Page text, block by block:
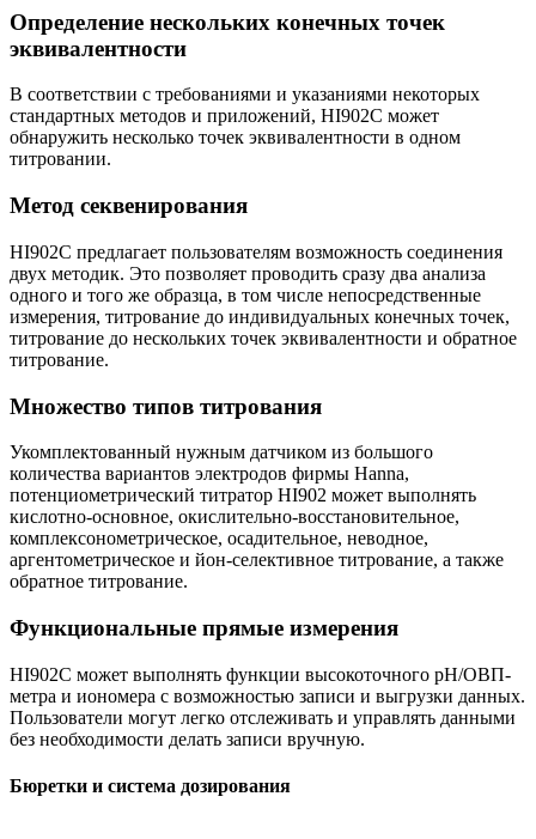
Определение нескольких конечных точек
эквивалентности
В соответствии с требованиями и указаниями некоторых
стандартных методов и приложений, HI902C может
обнаружить несколько точек эквивалентности в одном
титровании.
Метод секвенирования
HI902C предлагает пользователям возможность соединения
двух методик. Это позволяет проводить сразу два анализа
одного и того же образца, в том числе непосредственные
измерения, титрование до индивидуальных конечных точек,
титрование до нескольких точек эквивалентности и обратное
титрование.
Множество типов титрования
Укомплектованный нужным датчиком из большого
количества вариантов электродов фирмы Hanna,
потенциометрический титратор HI902 может выполнять
кислотно-основное, окислительно-восстановительное,
комплексонометрическое, осадительное, неводное,
аргентометрическое и йон-селективное титрование, а также
обратное титрование.
Функциональные прямые измерения
HI902C может выполнять функции высокоточного pH/OВП-
метра и иономера с возможностью записи и выгрузки данных.
Пользователи могут легко отслеживать и управлять данными
без необходимости делать записи вручную.
Бюретки и система дозирования